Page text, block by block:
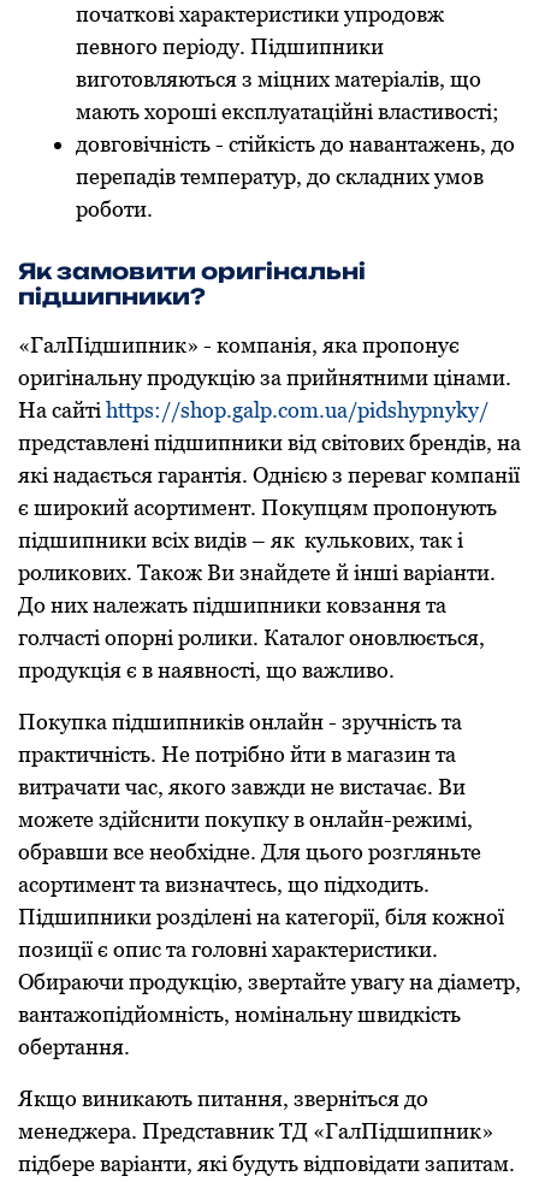
початкові характеристики упродовж
певного періоду. Підшипники
виготовляються з міцних матеріалів, що
мають хороші експлуатаційні властивості;
довговічність - стійкість до навантажень, до
перепадів температур, до складних умов
роботи.
Як замовити оригінальні
підшипники?
«ГалПідшипник» - компанія, яка пропонує
оригінальну продукцію за прийнятними цінами.
На сайті https://shop.galp.com.ua/pidshypnyky/
представлені підшипники від світових брендів, на
які надається гарантія. Однією з переваг компанії
є широкий асортимент. Покупцям пропонують
підшипники всіх видів – як кулькових, так і
роликових. Також Ви знайдете й інші варіанти.
До них належать підшипники ковзання та
голчасті опорні ролики. Каталог оновлюється,
продукція є в наявності, що важливо.
Покупка підшипників онлайн - зручність та
практичність. Не потрібно йти в магазин та
витрачати час, якого завжди не вистачає. Ви
можете здійснити покупку в онлайн-режимі,
обравши все необхідне. Для цього розгляньте
асортимент та визначтесь, що підходить.
Підшипники розділені на категорії, біля кожної
позиції є опис та головні характеристики.
Обираючи продукцію, звертайте увагу на діаметр,
вантажопідйомність, номінальну швидкість
обертання.
Якщо виникають питання, зверніться до
менеджера. Представник ТД «ГалПідшипник»
підбере варіанти, які будуть відповідати запитам.